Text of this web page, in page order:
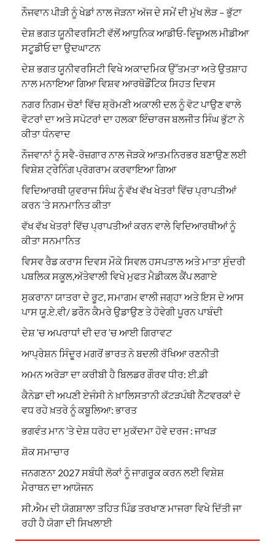
ਨੌਜਵਾਨ ਪੀੜੀ ਨੂੰ ਖੇਡਾਂ ਨਾਲ ਜੋੜਨਾ ਅੱਜ ਦੇ ਸਮੇਂ ਦੀ ਮੁੱਖ ਲੋੜ – ਭੁੱਟਾ
ਦੇਸ਼ ਭਗਤ ਯੂਨੀਵਰਸਿਟੀ ਵੱਲੋਂ ਆਧੁਨਿਕ ਆਡੀਓ-ਵਿਜ਼ੂਅਲ ਮੀਡੀਆ
ਸਟੂਡੀਓ ਦਾ ਉਦਘਾਟਨ
ਦੇਸ਼ ਭਗਤ ਯੂਨੀਵਰਸਿਟੀ ਵਿਖੇ ਅਕਾਦਮਿਕ ਉੱਤਮਤਾ ਅਤੇ ਉਤਸ਼ਾਹ
ਨਾਲ ਮਨਾਇਆ ਗਿਆ ਵਿਸ਼ਵ ਆਰਥੋਡੌਂਟਿਕ ਸਿਹਤ ਦਿਵਸ
ਨਗਰ ਨਿਗਮ ਚੋਣਾਂ ਵਿੱਚ ਸ਼੍ਰੋਮਣੀ ਅਕਾਲੀ ਦਲ ਨੂੰ ਵੋਟ ਪਾਉਣ ਵਾਲੇ
ਵੋਟਰਾਂ ਦਾ ਅਤੇ ਸਪੋਟਰਾਂ ਦਾ ਹਲਕਾ ਇੰਚਾਰਜ ਬਲਜੀਤ ਸਿੰਘ ਭੁੱਟਾ ਨੇ
ਕੀਤਾ ਧੰਨਵਾਦ
ਨੌਜਵਾਨਾਂ ਨੂੰ ਸਵੈ-ਰੋਜ਼ਗਾਰ ਨਾਲ ਜੋੜਕੇ ਆਤਮਨਿਰਭਰ ਬਣਾਉਣ ਲਈ
ਵਿਸ਼ੇਸ਼ ਟ੍ਰੇਨਿੰਗ ਪ੍ਰੋਗਰਾਮ ਕਰਵਾਇਆ ਗਿਆ
ਵਿਦਿਆਰਥੀ ਯੁਵਰਾਜ ਸਿੰਘ ਨੂੰ ਵੱਖ ਵੱਖ ਖੇਤਰਾਂ ਵਿੱਚ ਪ੍ਰਾਪਤੀਆਂ
ਕਰਨ ‘ਤੇ ਸਨਮਾਨਿਤ ਕੀਤਾ
ਵੱਖ ਵੱਖ ਖੇਤਰਾਂ ਵਿੱਚ ਪ੍ਰਾਪਤੀਆਂ ਕਰਨ ਵਾਲੇ ਵਿਦਿਆਰਥੀਆਂ ਨੂੰ
ਕੀਤਾ ਸਨਮਾਨਿਤ
ਵਿਸਵ ਰੈਡ ਕਰਾਸ ਦਿਵਸ ਮੌਕੇ ਸਿਵਲ ਹਸਪਤਾਲ ਅਤੇ ਮਾਤਾ ਸੁੰਦਰੀ
ਪਬਲਿਕ ਸਕੂਲ,ਅੱਤੇਵਾਲੀ ਵਿਖੇ ਮੁਫਤ ਮੈਡੀਕਲ ਕੈਂਪ ਲਗਾਏ
ਸੁਕਰਾਨਾ ਯਾਤਰਾ ਦੇ ਰੂਟ, ਸਮਾਗਮ ਵਾਲੀ ਜਗ੍ਹਾ ਅਤੇ ਇਸ ਦੇ ਆਸ
ਪਾਸ ਯੂ.ਏ.ਵੀ/ ਡਰੌਨ ਕੈਮਰੇ ਉਡਾਉਣ ਤੇ ਹੋਵੇਗੀ ਪੂਰਨ ਪਾਬੰਦੀ
ਦੇਸ਼ ‘ਚ ਅਪਰਾਧਾਂ ਦੀ ਦਰ ‘ਚ ਆਈ ਗਿਰਾਵਟ
ਆਪ੍ਰੇਸ਼ਨ ਸਿੰਦੂਰ ਮਗਰੋਂ ਭਾਰਤ ਨੇ ਬਦਲੀ ਰੱਖਿਆ ਰਣਨੀਤੀ
ਅਮਨ ਅਰੋੜਾ ਦਾ ਕਰੀਬੀ ਹੈ ਬਿਲਡਰ ਗੌਰਵ ਧੀਰ: ਈ.ਡੀ
ਕੈਨੇਡਾ ਦੀ ਅਪਣੀ ਏਜੰਸੀ ਨੇ ਖ਼ਾਲਿਸਤਾਨੀ ਕੱਟੜਪੰਥੀ ਨੈੱਟਵਰਕਾਂ ਦੇ
ਵਧ ਰਹੇ ਖ਼ਤਰੇ ਨੂੰ ਕਬੂਲਿਆ: ਭਾਰਤ
ਭਗਵੰਤ ਮਾਨ ‘ਤੇ ਦੇਸ਼ ਧਰੋਹ ਦਾ ਮੁਕੱਦਮਾ ਹੋਵੇ ਦਰਜ : ਜਾਖੜ
ਸ਼ੋਕ ਸਮਾਚਾਰ
ਜਨਗਣਨਾ 2027 ਸਬੰਧੀ ਲੋਕਾਂ ਨੂੰ ਜਾਗਰੂਕ ਕਰਨ ਲਈ ਵਿਸ਼ੇਸ਼
ਮੈਰਾਥਨ ਦਾ ਆਯੋਜਨ
ਸੀ.ਐਮ ਦੀ ਯੋਗਸ਼ਾਲਾ ਤਹਿਤ ਪਿੰਡ ਤਰਖਾਣ ਮਾਜਰਾ ਵਿਖੇ ਦਿੱਤੀ ਜਾ
ਰਹੀ ਹੈ ਯੋਗਾ ਦੀ ਸਿਖਲਾਈ